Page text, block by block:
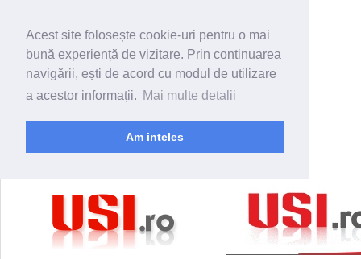
Acest site folosește cookie-uri pentru o mai
bună experiență de vizitare. Prin continuarea
navigării, ești de acord cu modul de utilizare
a acestor informații. Mai multe detalii
Am inteles